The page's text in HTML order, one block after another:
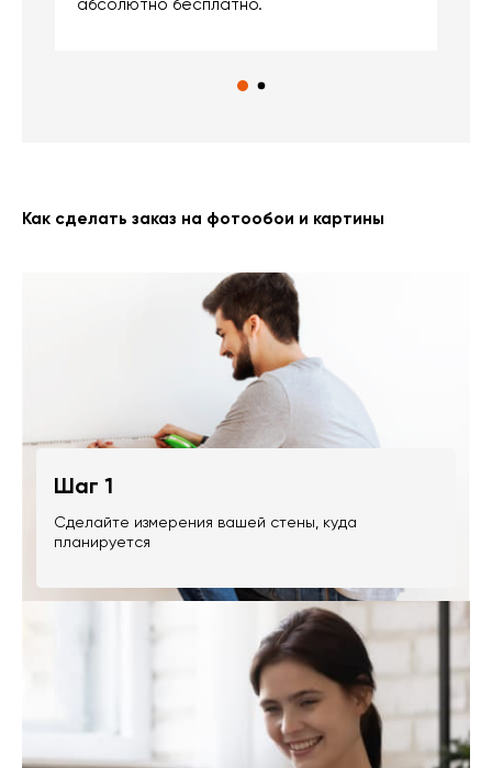
абсолютно бесплатно.
Как сделать заказ на фотообои и картины
Шаг 1
Сделайте измерения вашей стены, куда
планируется